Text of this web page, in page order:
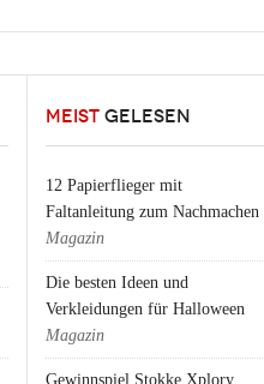
MEIST GELESEN
12 Papierflieger mit
Faltanleitung zum Nachmachen
Magazin
Die besten Ideen und
Verkleidungen für Halloween
Magazin
Gewinnspiel Stokke Xplory